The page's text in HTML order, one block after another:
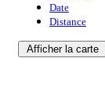
Date
Distance
Afficher la carte